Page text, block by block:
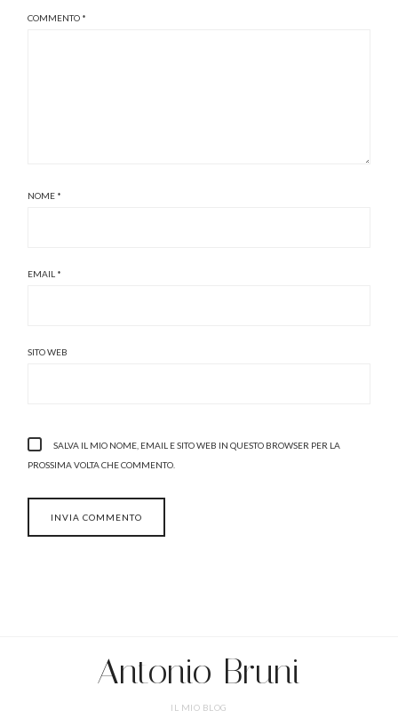
COMMENTO *
NOME *
EMAIL *
SITO WEB
SALVA IL MIO NOME, EMAIL E SITO WEB IN QUESTO BROWSER PER LA
PROSSIMA VOLTA CHE COMMENTO.
Antonio Bruni
IL MIO BLOG